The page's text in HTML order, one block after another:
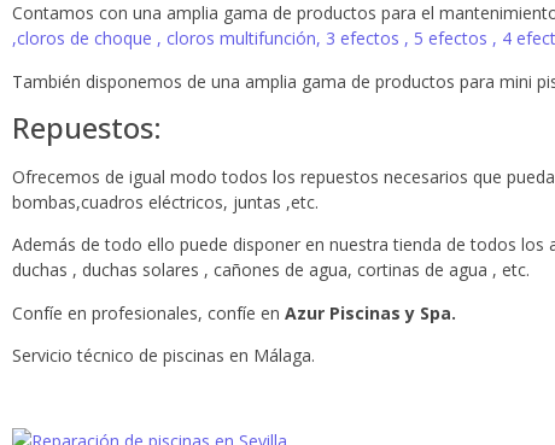
Contamos con una amplia gama de productos para el
,cloros de choque , cloros multifunción, 3 efectos , 5 efectos , 4
También disponemos de una amplia gama de productos para mini
Repuestos:
Ofrecemos de igual modo todos los repuestos necesarios que
bombas,cuadros eléctricos, juntas ,etc.
Además de todo ello puede disponer en nuestra tienda de todos
duchas , duchas solares , cañones de agua, cortinas de agua , etc.
Confíe en profesionales, confíe en Azur Piscinas y Spa.
Servicio técnico de piscinas en Málaga.